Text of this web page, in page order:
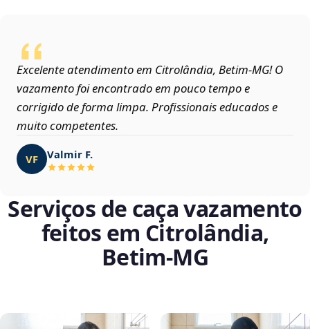
Excelente atendimento em Citrolândia, Betim‑MG! O
vazamento foi encontrado em pouco tempo e
corrigido de forma limpa. Profissionais educados e
muito competentes.
VF Valmir F.
Serviços de caça vazamento
feitos em Citrolândia,
Betim‑MG